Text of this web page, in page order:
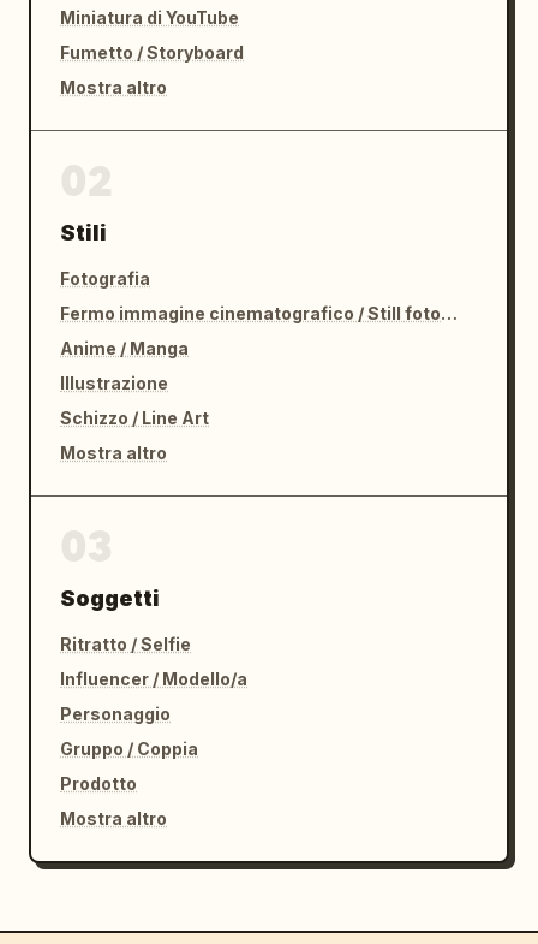
Miniatura di YouTube
Fumetto / Storyboard
Mostra altro
Stili
Fotografia
Fermo immagine cinematografico / Still fotografico
Anime / Manga
Illustrazione
Schizzo / Line Art
Mostra altro
Soggetti
Ritratto / Selfie
Influencer / Modello/a
Personaggio
Gruppo / Coppia
Prodotto
Mostra altro